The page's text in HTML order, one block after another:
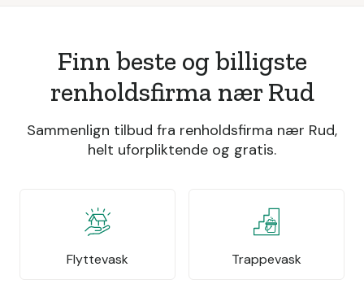
Finn beste og billigste
renholdsfirma nær Rud
Sammenlign tilbud fra renholdsfirma nær Rud,
helt uforpliktende og gratis.
Flyttevask Trappevask